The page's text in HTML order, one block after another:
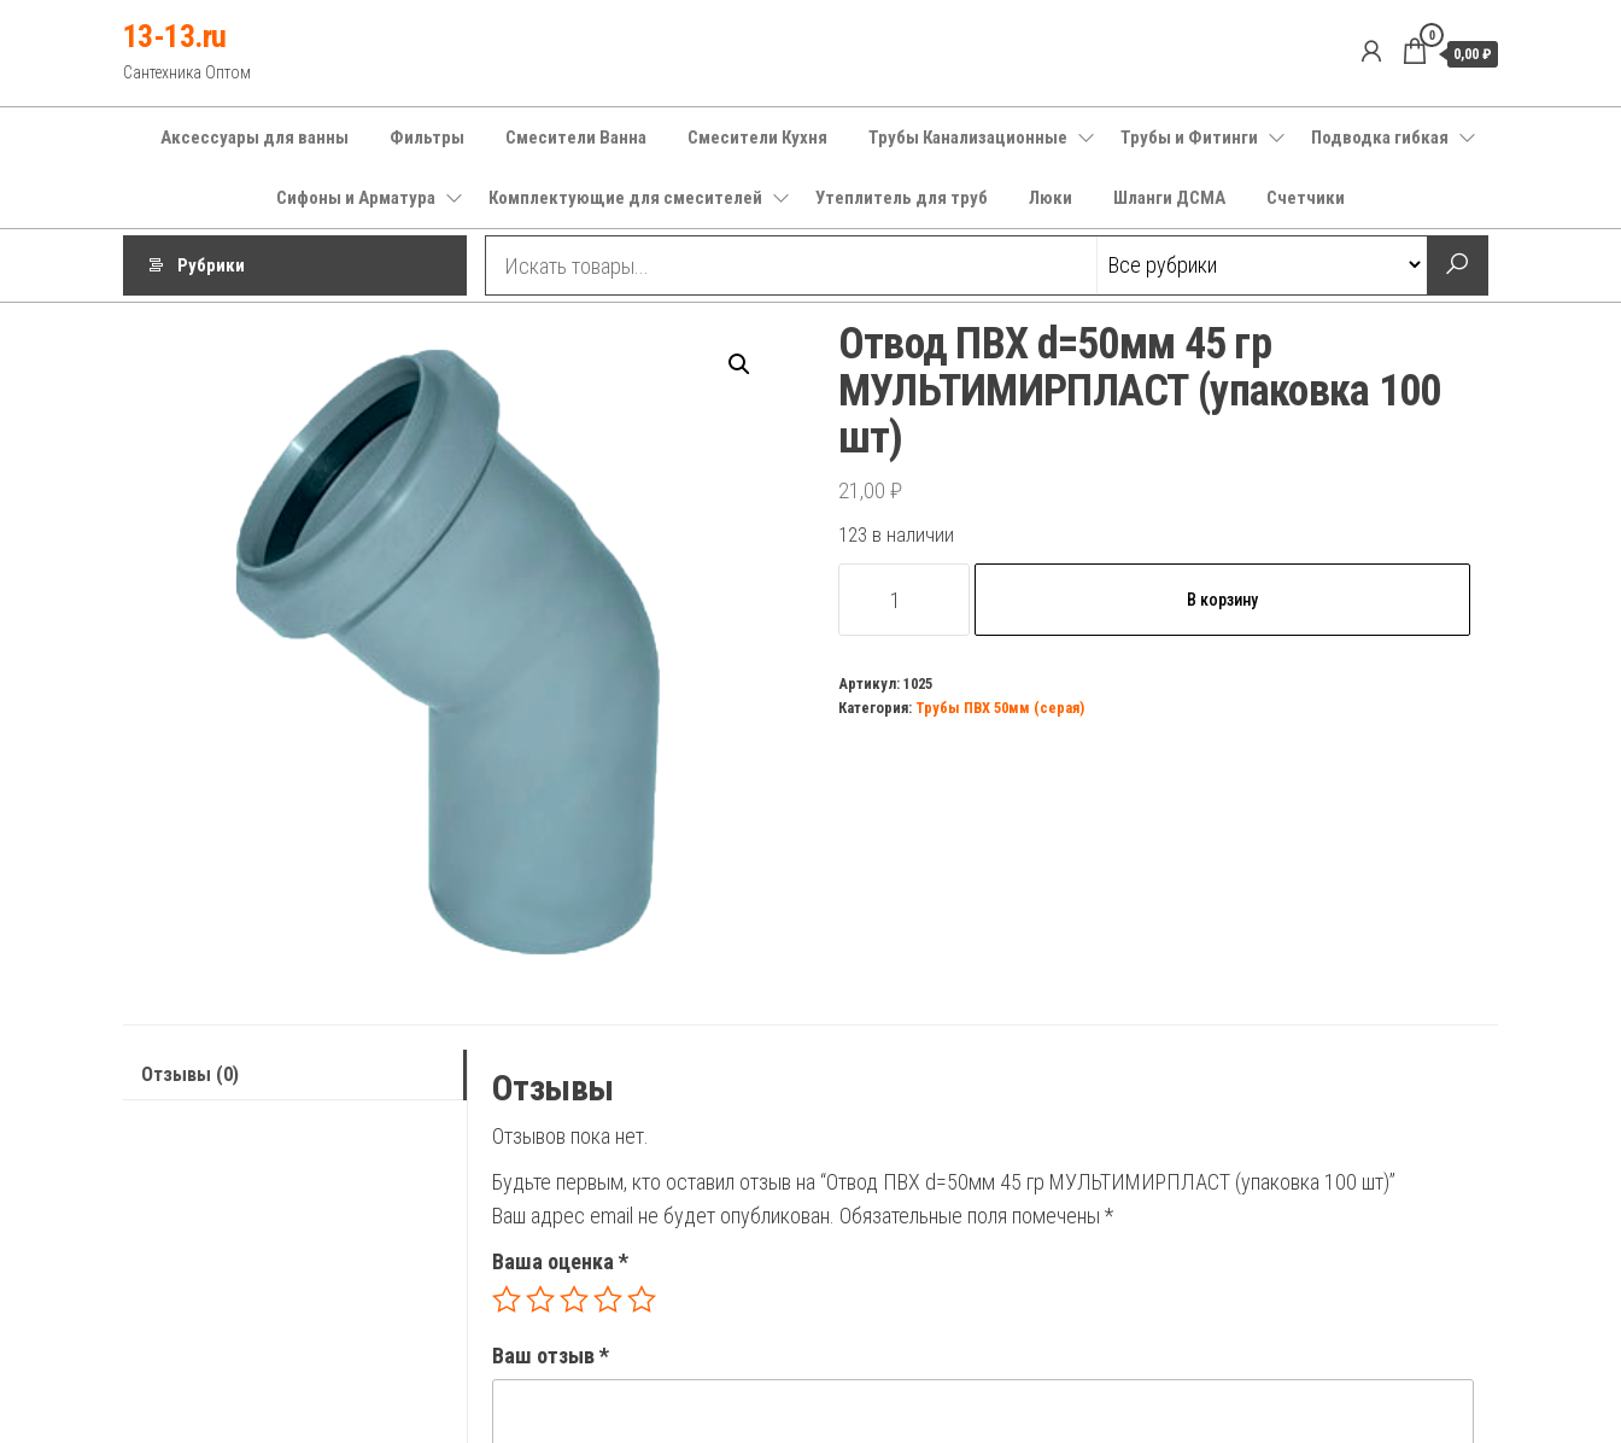
13-13.ru
Сантехника Оптом
0
0,00 ₽
Аксессуары для ванны Фильтры Смесители Ванна Смесители Кухня Трубы Канализационные Трубы и Фитинги Подводка гибкая
Сифоны и Арматура Комплектующие для смесителей Утеплитель для труб Люки Шланги ДСМА Счетчики
Рубрики
Отвод ПВХ d=50мм 45 гр
МУЛЬТИМИРПЛАСТ (упаковка 100
шт)
21,00 ₽
123 в наличии
товара
ПВХ
d=50мм
В корзину
Артикул: 1025
Категория: Трубы ПВХ 50мм (серая)
Отзывы (0) Отзывы
Отзывов пока нет.
Будьте первым, кто оставил отзыв на “Отвод ПВХ d=50мм 45 гр МУЛЬТИМИРПЛАСТ (упаковка 100 шт)”
Ваш адрес email не будет опубликован. Обязательные поля помечены *
Ваша оценка *
Ваш отзыв*